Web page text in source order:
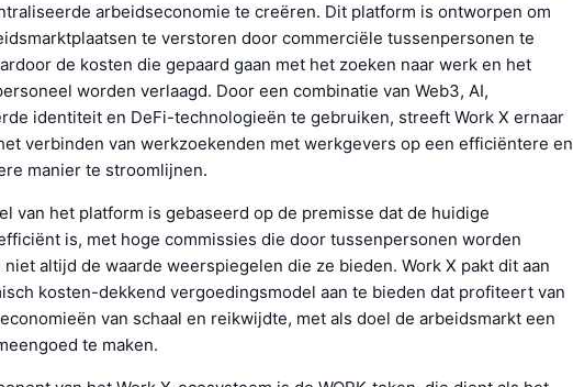
arbeidseconomie te creëren. Dit platform is ontworpen om
te verstoren door commerciële tussenpersonen te
de kosten die gepaard gaan met het zoeken naar werk en het
worden verlaagd. Door een combinatie van Web3, AI,
identiteit en DeFi-technologieën te gebruiken, streeft Work X ernaar
verbinden van werkzoekenden met werkgevers op een efficiëntere en
manier te stroomlijnen.
van het platform is gebaseerd op de premisse dat de huidige
is, met hoge commissies die door tussenpersonen worden
altijd de waarde weerspiegelen die ze bieden. Work X pakt dit aan
kosten-dekkend vergoedingsmodel aan te bieden dat profiteert van
van schaal en reikwijdte, met als doel de arbeidsmarkt een
te maken.